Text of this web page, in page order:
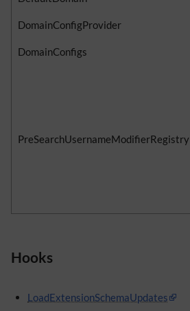
DomainConfigProvider
DomainConfigs
PreSearchUsernameModifierRegistry
Hooks
LoadExtensionSchemaUpdates